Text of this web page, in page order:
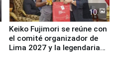
10
Keiko Fujimori se reúne con
el comité organizador de
Lima 2027 y la legendaria